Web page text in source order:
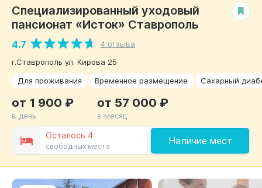
РЕКОМЕНДУЕМ
Специализированный уходовый
пансионат «Исток» Ставрополь
4.7
4 отзыва
г.Ставрополь ул. Кирова 25
Для проживания
Временное размещение Сахарный
Осталось 4
свободных места Наличие мест
от 1 900 ₽
в день
от 57 000 ₽
в месяц